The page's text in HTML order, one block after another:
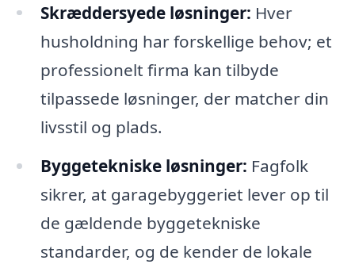
Skræddersyede løsninger: Hver
husholdning har forskellige behov; et
professionelt firma kan tilbyde
tilpassede løsninger, der matcher din
livsstil og plads.
Byggetekniske løsninger: Fagfolk
sikrer, at garagebyggeriet lever op til
de gældende byggetekniske
standarder, og de kender de lokale